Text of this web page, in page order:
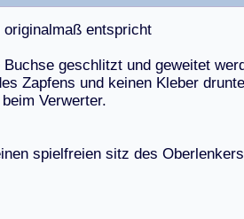
originalmaß entspricht
Buchse geschlitzt und geweitet wer
es Zapfens und keinen Kleber drunte
beim Verwerter.
inen spielfreien sitz des Oberlenkers